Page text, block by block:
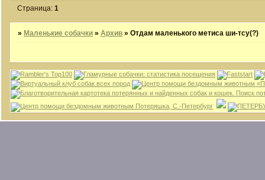
Страница:1
» Маленькие собачки » Архив »Отдам маленького метиса ши-тсу(?)